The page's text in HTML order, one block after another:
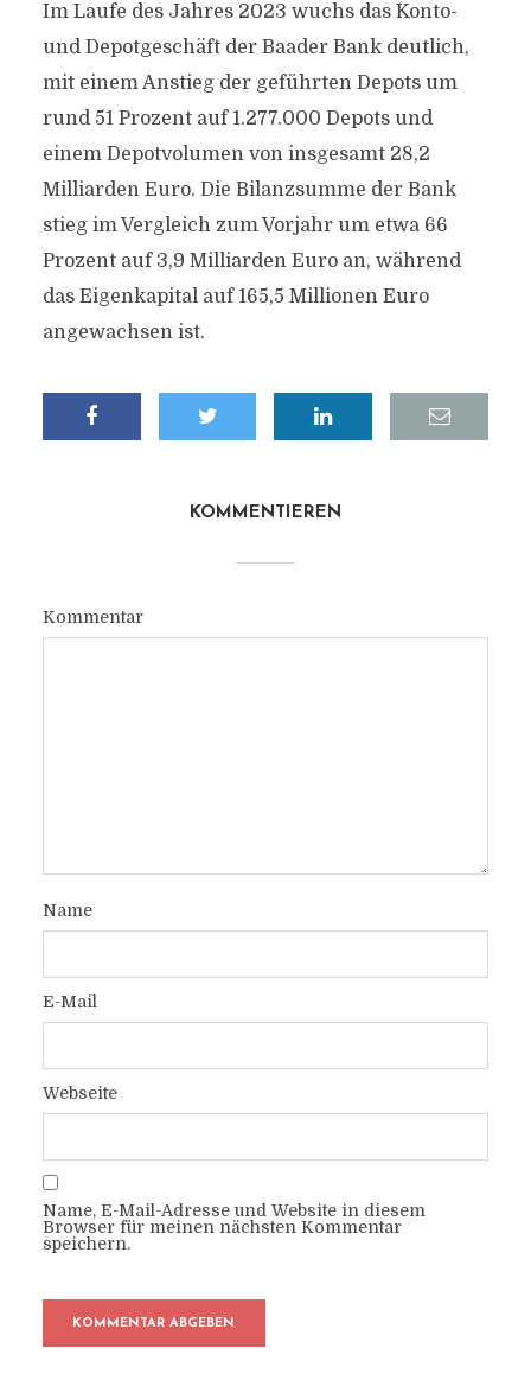
Im Laufe des Jahres 2023 wuchs das Konto-
und Depotgeschäft der Baader Bank deutlich,
mit einem Anstieg der geführten Depots um
rund 51 Prozent auf 1.277.000 Depots und
einem Depotvolumen von insgesamt 28,2
Milliarden Euro. Die Bilanzsumme der Bank
stieg im Vergleich zum Vorjahr um etwa 66
Prozent auf 3,9 Milliarden Euro an, während
das Eigenkapital auf 165,5 Millionen Euro
angewachsen ist.
KOMMENTIEREN
Kommentar
Name
E-Mail
Webseite
Name, E-Mail-Adresse und Website in diesem
Browser für meinen nächsten Kommentar
speichern.